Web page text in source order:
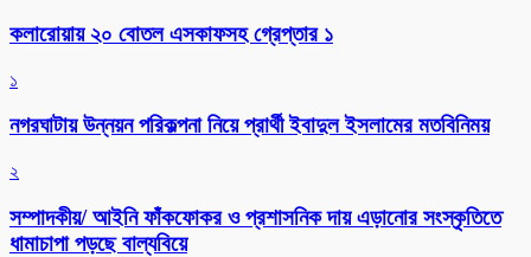
কলারোয়ায় ২০ বোতল এসকাফসহ গ্রেপ্তার ১
১
নগরঘাটায় উন্নয়ন পরিকল্পনা নিয়ে প্রার্থী ইবাদুল ইসলামের মতবিনিময়
২
সম্পাদকীয়/ আইনি ফাঁকফোকর ও প্রশাসনিক দায় এড়ানোর সংস্কৃতিতে
ধামাচাপা পড়ছে বাল্যবিয়ে